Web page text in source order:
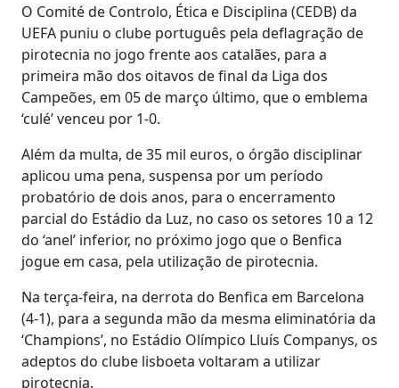
O Comité de Controlo, Ética e Disciplina (CEDB) da
UEFA puniu o clube português pela deflagração de
pirotecnia no jogo frente aos catalães, para a
primeira mão dos oitavos de final da Liga dos
Campeões, em 05 de março último, que o emblema
‘culé’ venceu por 1-0.
Além da multa, de 35 mil euros, o órgão disciplinar
aplicou uma pena, suspensa por um período
probatório de dois anos, para o encerramento
parcial do Estádio da Luz, no caso os setores 10 a 12
do ‘anel’ inferior, no próximo jogo que o Benfica
jogue em casa, pela utilização de pirotecnia.
Na terça-feira, na derrota do Benfica em Barcelona
(4-1), para a segunda mão da mesma eliminatória da
‘Champions’, no Estádio Olímpico Lluís Companys, os
adeptos do clube lisboeta voltaram a utilizar
pirotecnia.